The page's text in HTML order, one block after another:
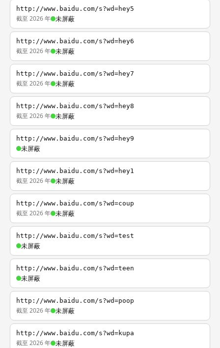
http://www.baidu.com/s?wd=hey5
截至 2026 年 未屏蔽
http://www.baidu.com/s?wd=hey6
截至 2026 年 未屏蔽
http://www.baidu.com/s?wd=hey7
截至 2026 年 未屏蔽
http://www.baidu.com/s?wd=hey8
截至 2026 年 未屏蔽
http://www.baidu.com/s?wd=hey9
未屏蔽
http://www.baidu.com/s?wd=hey1
截至 2026 年 未屏蔽
http://www.baidu.com/s?wd=coup
截至 2026 年 未屏蔽
http://www.baidu.com/s?wd=test
未屏蔽
http://www.baidu.com/s?wd=teen
未屏蔽
http://www.baidu.com/s?wd=poop
截至 2026 年 未屏蔽
http://www.baidu.com/s?wd=kupa
截至 2026 年 未屏蔽